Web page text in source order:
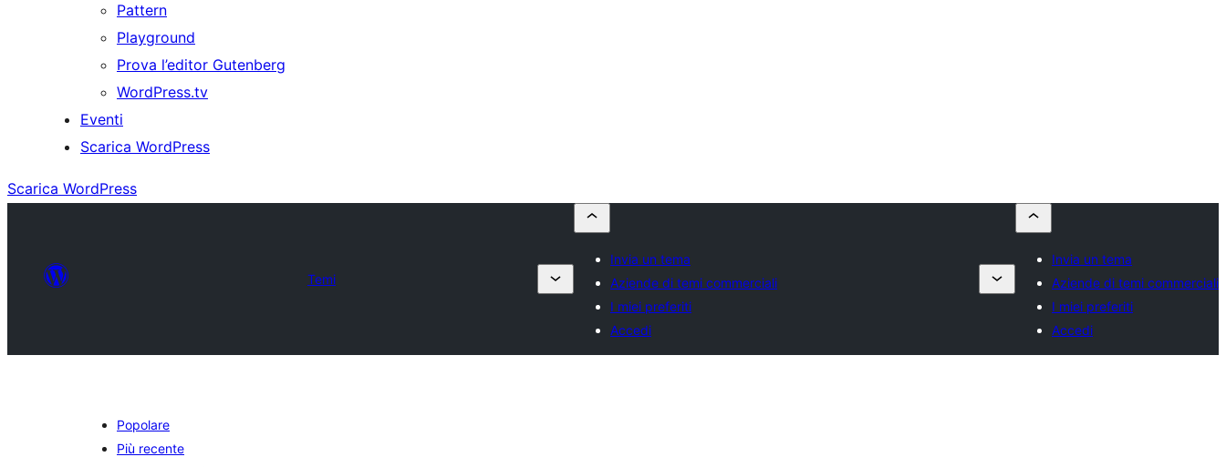
Pattern
Playground
Prova l’editor Gutenberg
WordPress.tv
Eventi
Scarica WordPress
Scarica WordPress
Temi
Invia un tema
Aziende di temi commerciali
I miei preferiti
Accedi
Invia un tema
Aziende di temi commerciali
I miei preferiti
Accedi
Popolare
Più recente